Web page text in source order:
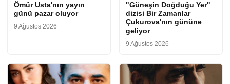
Ömür Usta'nın yayın
günü pazar oluyor
9 Ağustos 2026
"Güneşin Doğduğu Yer"
dizisi Bir Zamanlar
Çukurova'nın gününe
geliyor
9 Ağustos 2026